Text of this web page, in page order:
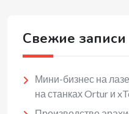
Свежие записи
Мини-бизнес на
на станках Ortur и